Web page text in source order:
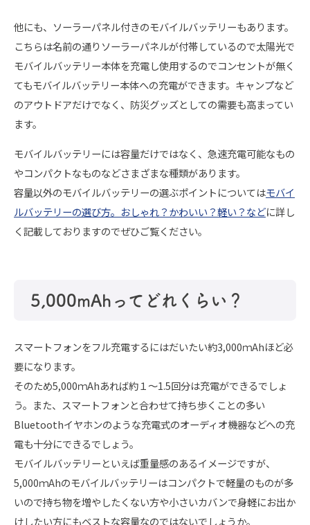
他にも、ソーラーパネル付きのモバイルバッテリーもあります。
こちらは名前の通りソーラーパネルが付帯しているので太陽光で
モバイルバッテリー本体を充電し使用するのでコンセントが無く
てもモバイルバッテリー本体への充電ができます。キャンプなど
のアウトドアだけでなく、防災グッズとしての需要も高まってい
ます。
モバイルバッテリーには容量だけではなく、急速充電可能なもの
やコンパクトなものなどさまざまな種類があります。
容量以外のモバイルバッテリーの選ぶポイントについてはモバイ
ルバッテリーの選び方。おしゃれ？かわいい？軽い？などに詳し
く記載しておりますのでぜひご覧ください。
5,000mAhってどれくらい？
スマートフォンをフル充電するにはだいたい約3,000ｍAhほど必
要になります。
そのため5,000ｍAhあれば約１～1.5回分は充電ができるでしょ
う。また、スマートフォンと合わせて持ち歩くことの多い
Bluetoothイヤホンのような充電式のオーディオ機器などへの充
電も十分にできるでしょう。
モバイルバッテリーといえば重量感のあるイメージですが、
5,000ｍAhのモバイルバッテリーはコンパクトで軽量のものが多
いので持ち物を増やしたくない方や小さいカバンで身軽にお出か
けしたい方にもベストな容量なのではないでしょうか。